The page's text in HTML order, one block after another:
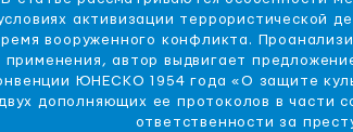
активизации террористической
вооруженного конфликта.
применения, автор выдвигает
ЮНЕСКО 1954 года «О защите
дополняющих ее протоколов в части
ответственности за